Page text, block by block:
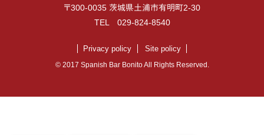
〒300-0035 茨城県土浦市有明町2-30
TEL 029-824-8540
Privacy policy Site policy
© 2017 Spanish Bar Bonito All Rights Reserved.